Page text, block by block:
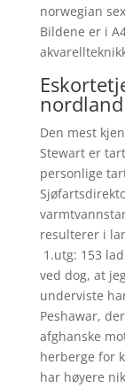
norwegian
Bildene er i
nordland
Den mest
Stewart er
personlige
resulterer i
1.utg: 153
ved dog, at
underviste
Peshawar,
afghanske
herberge for
har høyere